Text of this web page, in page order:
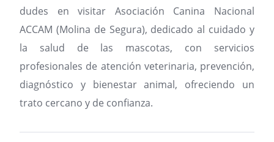
dudes en visitar Asociación Canina Nacional
ACCAM (Molina de Segura), dedicado al cuidado y
la salud de las mascotas, con servicios
profesionales de atención veterinaria, prevención,
diagnóstico y bienestar animal, ofreciendo un
trato cercano y de confianza.